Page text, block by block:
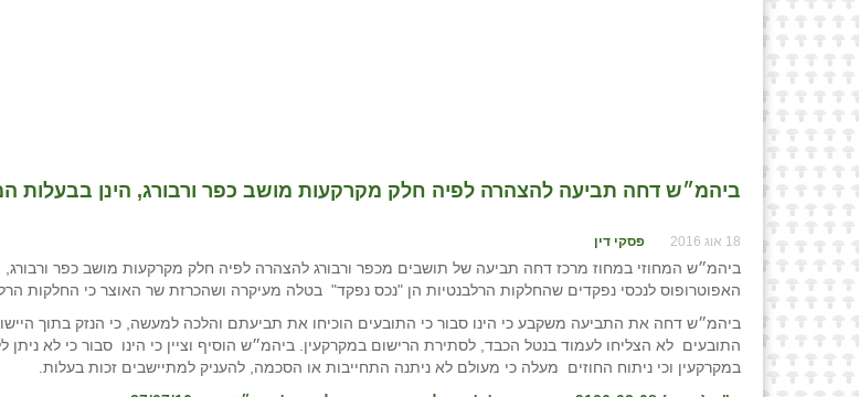
ביהמ״ש דחה תביעה להצהרה לפיה חלק מקרקעות מושב כפר ורבורג, הינן בבעלות
18 אוג 2016 פסקי דין
ביהמ״ש המחוזי במחוז מרכז דחה תביעה של תושבים מכפר ורבורג להצהרה לפיה חלק מקרקעות מושב כפר
האפוטרופוס לנכסי נפקדים שהחלקות הרלבנטיות הן "נכס נפקד" בטלה מעיקרה ושהכרזת שר האוצר כי החלקות
ביהמ״ש דחה את התביעה משקבע כי הינו סבור כי התובעים הוכיחו את תביעתם והלכה למעשה, כי הנזק בתוך
התובעים לא הצליחו לעמוד בנטל הכבד, לסתירת הרישום במקרקעין. ביהמ״ש הוסיף וציין כי הינו סבור כי לא
במקרקעין וכי ניתוח החוזים מעלה כי מעולם לא ניתנה התחייבות או הסכמה, להעניק למתיישבים זכות בעלות.